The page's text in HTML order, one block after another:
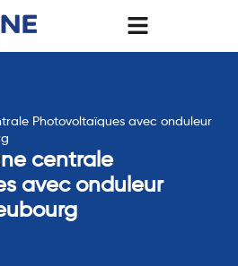
Photovoltaïques avec onduleur
centrale
avec onduleur